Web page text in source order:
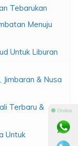
Tebarukan
Menuju
Untuk Liburan
& Nusa
Terbaru &
Untuk
⚫ Online